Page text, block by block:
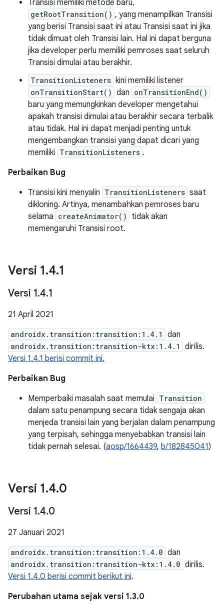
Transisi memiliki metode baru,
getRootTransition() , yang menampilkan Transisi
yang berisi Transisi saat ini atau Transisi saat ini jika
tidak dimuat oleh Transisi lain. Hal ini dapat berguna
jika developer perlu memiliki pemroses saat seluruh
Transisi dimulai atau berakhir.
TransitionListeners kini memiliki listener
onTransitionStart() dan onTransitionEnd()
baru yang memungkinkan developer mengetahui
apakah transisi dimulai atau berakhir secara terbalik
atau tidak. Hal ini dapat menjadi penting untuk
mengembangkan transisi yang dapat dicari yang
memiliki TransitionListeners .
Perbaikan Bug
Transisi kini menyalin TransitionListeners saat
dikloning. Artinya, menambahkan pemroses baru
selama createAnimator()
tidak akan
memengaruhi Transisi root.
Versi 1.4.1
Versi 1.4.1
21 April 2021
androidx.transition:transition:1.4.1 dan
androidx.transition:transition-ktx:1.4.1
dirilis.
Versi 1.4.1 berisi commit ini.
Perbaikan Bug
Memperbaiki masalah saat memulai Transition
dalam satu penampung secara tidak sengaja akan
menjeda transisi lain yang berjalan dalam penampung
yang terpisah, sehingga menyebabkan transisi lain
tidak pernah selesai. (aosp/1664439, b/182845041)
Versi 1.4.0
Versi 1.4.0
27 Januari 2021
androidx.transition:transition:1.4.0 dan
androidx.transition:transition-ktx:1.4.0 dirilis.
Versi 1.4.0 berisi commit berikut ini.
Perubahan utama sejak versi 1.3.0